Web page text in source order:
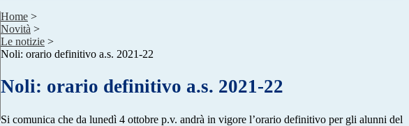
Home >
Novità >
Le notizie >
Noli: orario definitivo a.s. 2021-22
Noli: orario definitivo a.s. 2021-22
Si comunica che da lunedì 4 ottobre p.v. andrà in vigore l’orario definitivo per gli alunni del